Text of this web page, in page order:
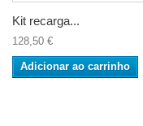
Kit recarga...
128,50 €
Adicionar ao carrinho